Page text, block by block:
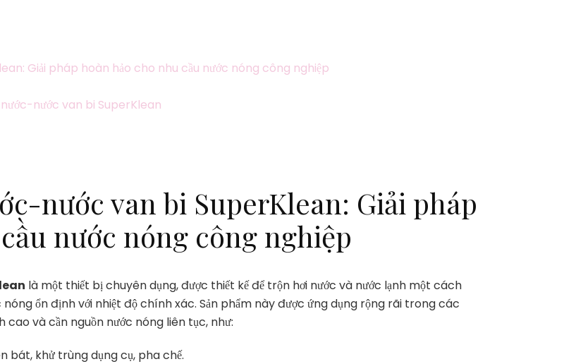
Giải pháp hoàn hảo cho nhu cầu nước nóng công nghiệp
nước van bi SuperKlean
nước van bi SuperKlean: Giải pháp
nước nóng công nghiệp
là một thiết bị chuyên dụng, được thiết kế để trộn hơi nước và nước lạnh một cách
ổn định với nhiệt độ chính xác. Sản phẩm này được ứng dụng rộng rãi trong các
cao và cần nguồn nước nóng liên tục, như:
bát, khử trùng dụng cụ, pha chế.